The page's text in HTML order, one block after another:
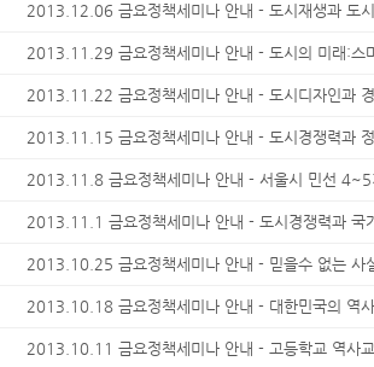
2013.12.06 금요정책세미나 안내 - 도시재생과 도
2013.11.29 금요정책세미나 안내 - 도시의 미래:스
2013.11.22 금요정책세미나 안내 - 도시디자인과
2013.11.15 금요정책세미나 안내 - 도시경쟁력과
2013.11.8 금요정책세미나 안내 - 서울시 민선 4~5
2013.11.1 금요정책세미나 안내 - 도시경쟁력과 국
2013.10.25 금요정책세미나 안내 - 믿을수 없는 사
2013.10.18 금요정책세미나 안내 - 대한민국의 역
2013.10.11 금요정책세미나 안내 - 고등학교 역사